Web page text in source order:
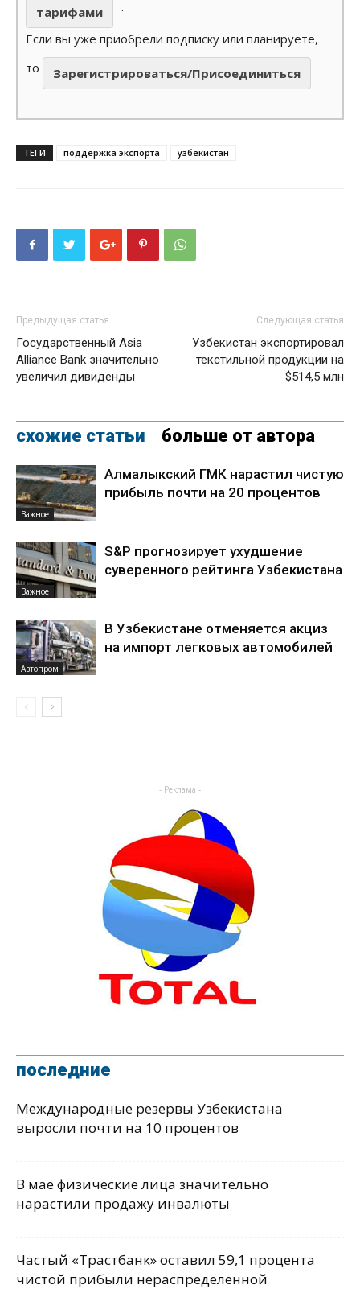
тарифами
.
Если вы уже приобрели подписку или планируете,
то
Зарегистрироваться/Присоединиться
ТЕГИ поддержка экспорта узбекистан
Предыдущая статья
Государственный Asia
Alliance Bank значительно
увеличил дивиденды
Следующая статья
Узбекистан экспортировал
текстильной продукции на
$514,5 млн
схожие статьи больше от автора
Важное
Алмалыкский ГМК нарастил чистую
прибыль почти на 20 процентов
Важное
S&P прогнозирует ухудшение
суверенного рейтинга Узбекистана
Автопром
В Узбекистане отменяется акциз
на импорт легковых автомобилей
- Реклама -
последние
Международные резервы Узбекистана
выросли почти на 10 процентов
В мае физические лица значительно
нарастили продажу инвалюты
Частый «Трастбанк» оставил 59,1 процента
чистой прибыли нераспределенной